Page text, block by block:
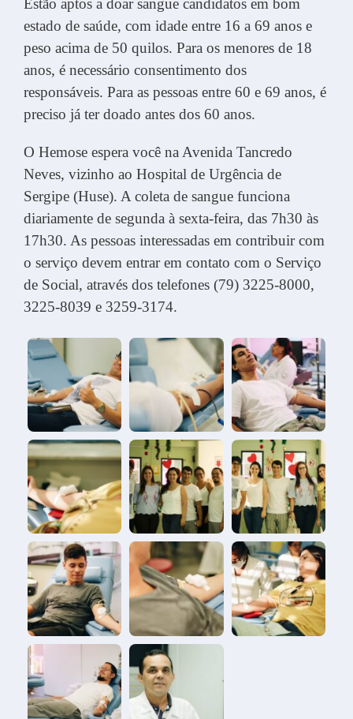
Estão aptos a doar sangue candidatos em bom
estado de saúde, com idade entre 16 a 69 anos e
peso acima de 50 quilos. Para os menores de 18
anos, é necessário consentimento dos
responsáveis. Para as pessoas entre 60 e 69 anos, é
preciso já ter doado antes dos 60 anos.
O Hemose espera você na Avenida Tancredo
Neves, vizinho ao Hospital de Urgência de
Sergipe (Huse). A coleta de sangue funciona
diariamente de segunda à sexta-feira, das 7h30 às
17h30. As pessoas interessadas em contribuir com
o serviço devem entrar em contato com o Serviço
de Social, através dos telefones (79) 3225-8000,
3225-8039 e 3259-3174.